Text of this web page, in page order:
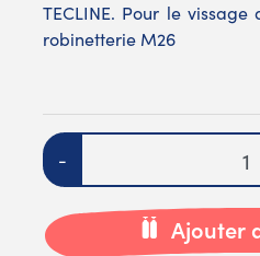
TECLINE. Pour le
robinetterie M26
Quantité
-
Ajouter